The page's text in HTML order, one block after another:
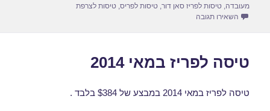
מעובדה,טיסות לפריז סאן דור,טיסות לפריס,טיסות לצרפת
השאירו תגובה
טיסה לפריז במאי 2014
טיסה לפריז במאי 2014 במבצע של $384 בלבד .